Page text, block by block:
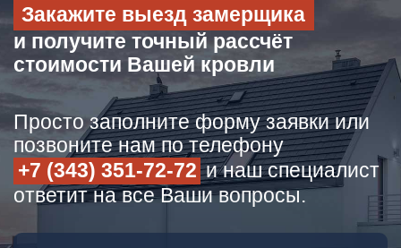
Закажите выезд замерщика
и получите точный рассчёт
стоимости Вашей кровли
Просто заполните форму заявки или
позвоните нам по телефону
+7 (343) 351-72-72 и наш специалист
ответит на все Ваши вопросы.